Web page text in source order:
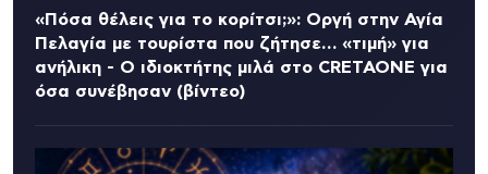
«Πόσα θέλεις για το κορίτσι;»: Οργή στην Αγία
Πελαγία με τουρίστα που ζήτησε… «τιμή» για
ανήλικη - Ο ιδιοκτήτης μιλά στο CRETAONE για
όσα συνέβησαν (βίντεο)